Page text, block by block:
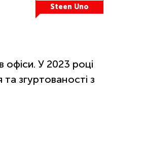
Steen Uno
офіси. У 2023 році
згуртованості з